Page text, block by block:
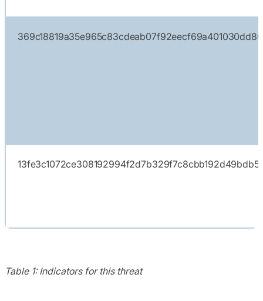
Table 1: Indicators for this threat